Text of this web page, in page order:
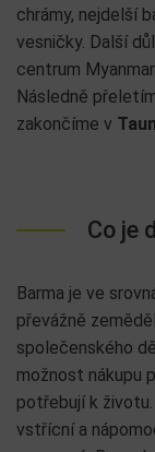
chrámy, nejdelší
vesničky. Další
centrum
Následně
zakončíme v
Co je
Barma je ve
převážně
společenského
možnost nákupu
potřebují k
vstřícní a